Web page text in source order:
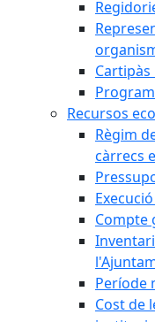
Recursos
Règim
càrrecs
Compte
Període
Cost de